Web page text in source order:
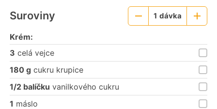
Suroviny
Menší
1 dávka
Větší
Krém:
3 celá vejce
180 g cukru krupice
1/2 balíčku vanilkového cukru
1 máslo